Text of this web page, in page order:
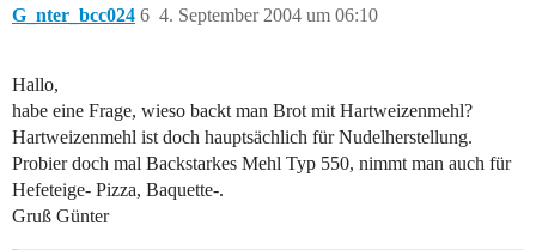
G_nter_bcc024 4. September 2004 um 06:10
6
Hallo,
habe eine Frage, wieso backt man Brot mit Hartweizenmehl?
Hartweizenmehl ist doch hauptsächlich für Nudelherstellung.
Probier doch mal Backstarkes Mehl Typ 550, nimmt man auch für
Hefeteige- Pizza, Baquette-.
Gruß Günter